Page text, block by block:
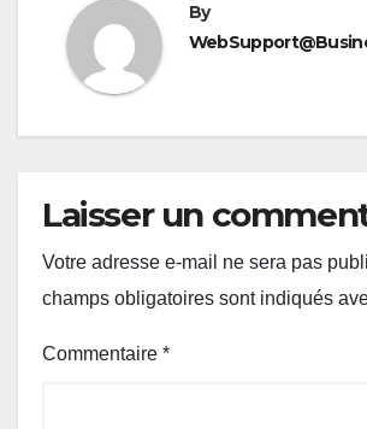
By
Laisser un
Votre adresse e-mail ne sera pas
champs obligatoires sont indiqués
Commentaire *